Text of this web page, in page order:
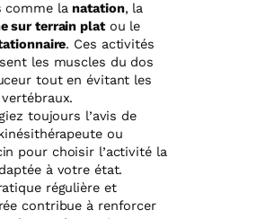
comme lanatation, la
sur terrain platou le
. Ces activités
les muscles du dos
tout en évitant les
toujours l’avis de
ou
pour choisir l’activité la
à votre état.
régulière et
contribue à renforcer